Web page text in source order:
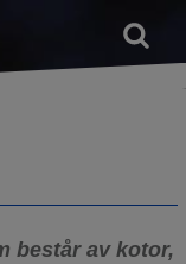
Sök
består av kotor,